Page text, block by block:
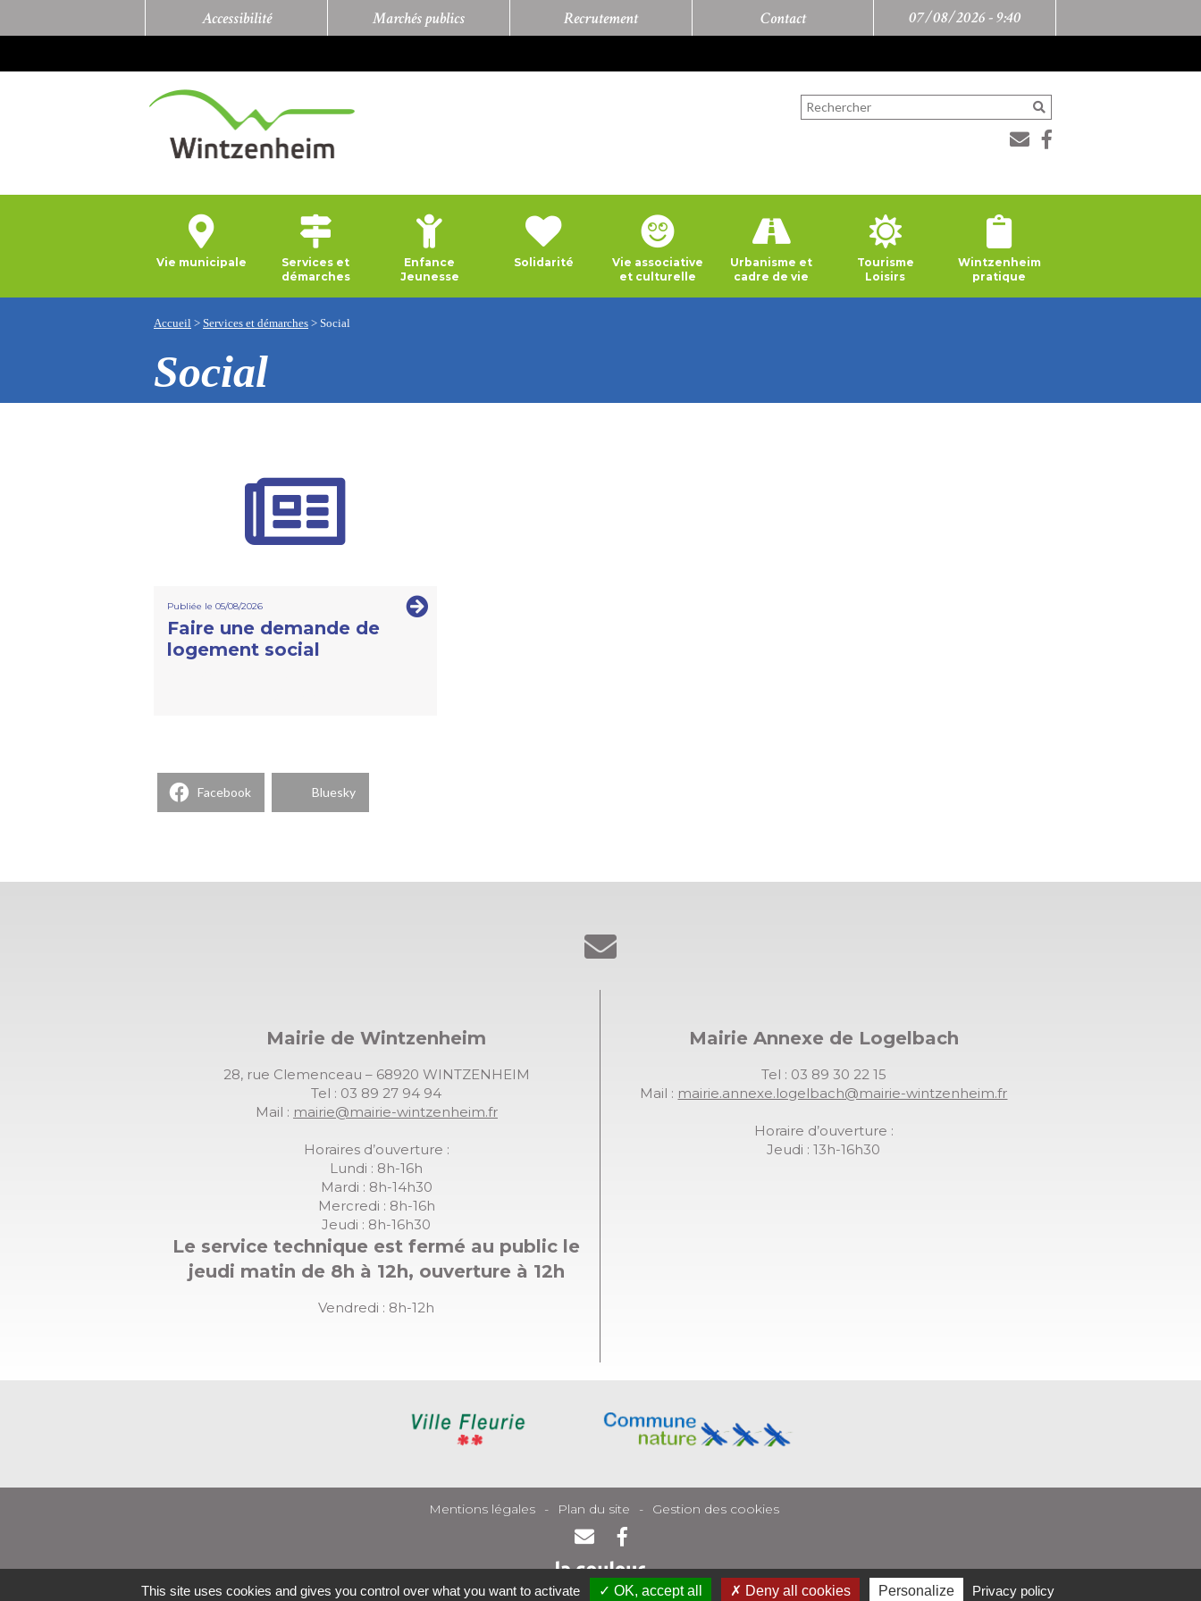
Accessibilité Marchés publics Recrutement Contact 07/08/2026 -9:40
Vie municipale
Services et
démarches
Enfance
Jeunesse
Solidarité
Vie associative
et culturelle
Urbanisme et
cadre de vie
Tourisme
Loisirs
Wintzenheim
pratique
Accueil > Services et démarches > Social
Social
Publiée le 05/08/2026
Faire une demande de
logement social
Facebook Bluesky
Mairie de Wintzenheim
28, rue Clemenceau – 68920 WINTZENHEIM
Tel : 03 89 27 94 94
Mail : mairie@mairie-wintzenheim.fr
Horaires d’ouverture :
Lundi : 8h-16h
Mardi : 8h-14h30
Mercredi : 8h-16h
Jeudi : 8h-16h30
Le service technique est fermé au public le
jeudi matin de 8h à 12h, ouverture à 12h
Vendredi : 8h-12h
Mairie Annexe de Logelbach
Tel : 03 89 30 22 15
Mail : mairie.annexe.logelbach@mairie-wintzenheim.fr
Horaire d’ouverture :
Jeudi : 13h-16h30
Mentions légales Plan du site Gestion des cookies
This site uses cookies and gives you control over what you want to activate OK, accept all Deny all cookies Personalize Privacy policy